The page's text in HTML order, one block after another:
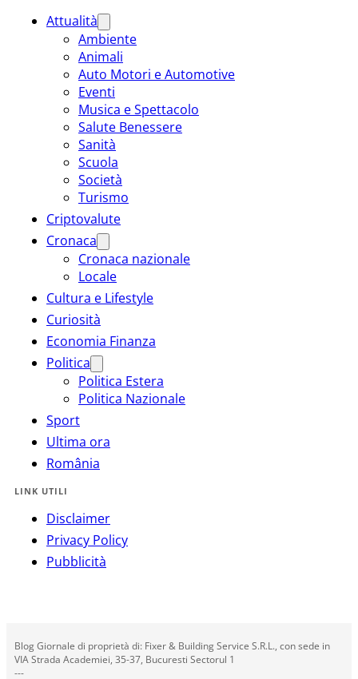
Attualità
Ambiente
Animali
Auto Motori e Automotive
Eventi
Musica e Spettacolo
Salute Benessere
Sanità
Scuola
Società
Turismo
Criptovalute
Cronaca
Cronaca nazionale
Locale
Cultura e Lifestyle
Curiosità
Economia Finanza
Politica
Politica Estera
Politica Nazionale
Sport
Ultima ora
România
LINK UTILI
Disclaimer
Privacy Policy
Pubblicità
Blog Giornale di proprietà di: Fixer & Building Service S.R.L., con sede in
VIA Strada Academiei, 35-37, Bucuresti Sectorul 1
---